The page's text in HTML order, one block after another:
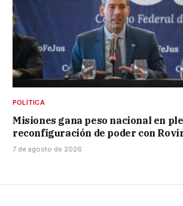
POLÍTICA
Misiones gana peso nacional en
reconfiguración de poder con
7 de agosto de 2026